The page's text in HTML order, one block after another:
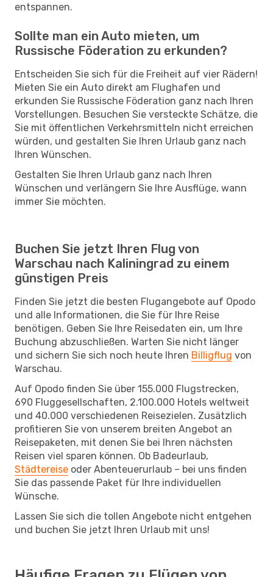
entspannen.
Sollte man ein Auto mieten, um
Russische Föderation zu erkunden?
Entscheiden Sie sich für die Freiheit auf vier Rädern!
Mieten Sie ein Auto direkt am Flughafen und
erkunden Sie Russische Föderation ganz nach Ihren
Vorstellungen. Besuchen Sie versteckte Schätze, die
Sie mit öffentlichen Verkehrsmitteln nicht erreichen
würden, und gestalten Sie Ihren Urlaub ganz nach
Ihren Wünschen.
Gestalten Sie Ihren Urlaub ganz nach Ihren
Wünschen und verlängern Sie Ihre Ausflüge, wann
immer Sie möchten.
Buchen Sie jetzt Ihren Flug von
Warschau nach Kaliningrad zu einem
günstigen Preis
Finden Sie jetzt die besten Flugangebote auf Opodo
und alle Informationen, die Sie für Ihre Reise
benötigen. Geben Sie Ihre Reisedaten ein, um Ihre
Buchung abzuschließen. Warten Sie nicht länger
und sichern Sie sich noch heute Ihren Billigflug von
Warschau.
Auf Opodo finden Sie über 155.000 Flugstrecken,
690 Fluggesellschaften, 2.100.000 Hotels weltweit
und 40.000 verschiedenen Reisezielen. Zusätzlich
profitieren Sie von unserem breiten Angebot an
Reisepaketen, mit denen Sie bei Ihren nächsten
Reisen viel sparen können. Ob Badeurlaub,
Städtereise oder Abenteuerurlaub – bei uns finden
Sie das passende Paket für Ihre individuellen
Wünsche.
Lassen Sie sich die tollen Angebote nicht entgehen
und buchen Sie jetzt Ihren Urlaub mit uns!